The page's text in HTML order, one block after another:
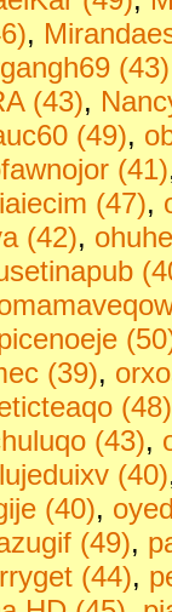
,
(43)
(43),
(49),
(41)
(47),
(42),
(39),
(48)
(43),
(40)
(40),
(49),
(44),